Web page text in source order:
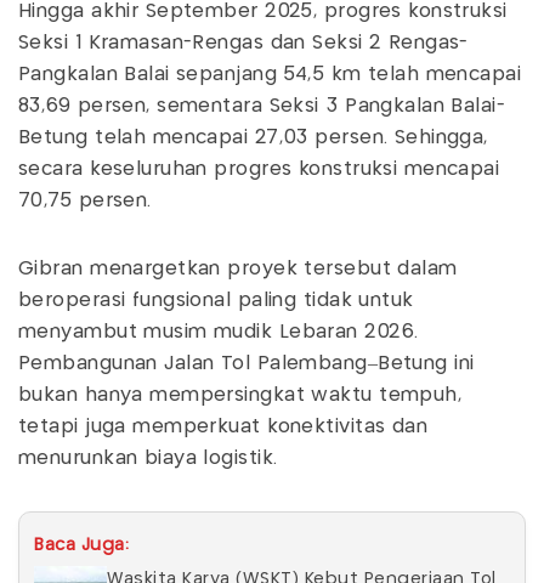
Hingga akhir September 2025, progres konstruksi
Seksi 1 Kramasan-Rengas dan Seksi 2 Rengas-
Pangkalan Balai sepanjang 54,5 km telah mencapai
83,69 persen, sementara Seksi 3 Pangkalan Balai-
Betung telah mencapai 27,03 persen. Sehingga,
secara keseluruhan progres konstruksi mencapai
70,75 persen.
Gibran menargetkan proyek tersebut dalam
beroperasi fungsional paling tidak untuk
menyambut musim mudik Lebaran 2026.
Pembangunan Jalan Tol Palembang–Betung ini
bukan hanya mempersingkat waktu tempuh,
tetapi juga memperkuat konektivitas dan
menurunkan biaya logistik.
Baca Juga:
Waskita Karya (WSKT) Kebut Pengerjaan Tol